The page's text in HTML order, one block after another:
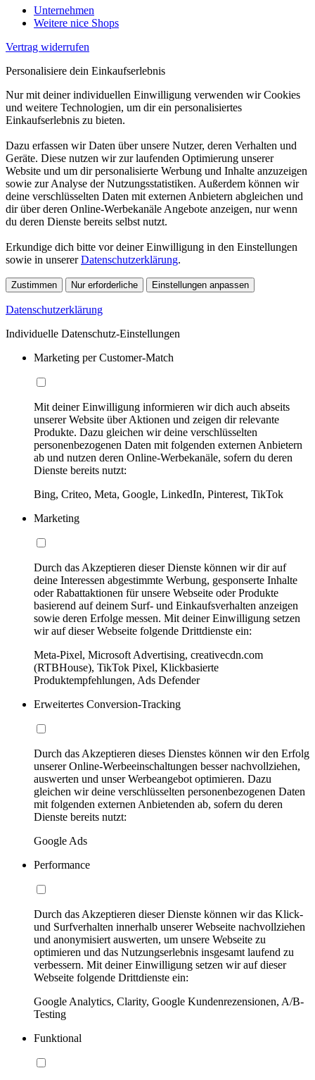
Unternehmen
Weitere nice Shops
Vertrag widerrufen
Personalisiere dein Einkaufserlebnis
Nur mit deiner individuellen Einwilligung verwenden wir Cookies
und weitere Technologien, um dir ein personalisiertes
Einkaufserlebnis zu bieten.
Dazu erfassen wir Daten über unsere Nutzer, deren Verhalten und
Geräte. Diese nutzen wir zur laufenden Optimierung unserer
Website und um dir personalisierte Werbung und Inhalte anzuzeigen
sowie zur Analyse der Nutzungsstatistiken. Außerdem können wir
deine verschlüsselten Daten mit externen Anbietern abgleichen und
dir über deren Online-Werbekanäle Angebote anzeigen, nur wenn
du deren Dienste bereits selbst nutzt.
Erkundige dich bitte vor deiner Einwilligung in den Einstellungen
sowie in unsererDatenschutzerklärung.
Zustimmen Nur erforderliche Einstellungen anpassen
Datenschutzerklärung
Individuelle Datenschutz-Einstellungen
Marketing per Customer-Match
Mit deiner Einwilligung informieren wir dich auch abseits
unserer Website über Aktionen und zeigen dir relevante
Produkte. Dazu gleichen wir deine verschlüsselten
personenbezogenen Daten mit folgenden externen Anbietern
ab und nutzen deren Online-Werbekanäle, sofern du deren
Dienste bereits nutzt:
Bing, Criteo, Meta, Google, LinkedIn, Pinterest, TikTok
Marketing
Durch das Akzeptieren dieser Dienste können wir dir auf
deine Interessen abgestimmte Werbung, gesponserte Inhalte
oder Rabattaktionen für unsere Webseite oder Produkte
basierend auf deinem Surf- und Einkaufsverhalten anzeigen
sowie deren Erfolge messen. Mit deiner Einwilligung setzen
wir auf dieser Webseite folgende Drittdienste ein:
Meta-Pixel, Microsoft Advertising, creativecdn.com
(RTBHouse), TikTok Pixel, Klickbasierte
Produktempfehlungen, Ads Defender
Erweitertes Conversion-Tracking
Durch das Akzeptieren dieses Dienstes können wir den Erfolg
unserer Online-Werbeeinschaltungen besser nachvollziehen,
auswerten und unser Werbeangebot optimieren. Dazu
gleichen wir deine verschlüsselten personenbezogenen Daten
mit folgenden externen Anbietenden ab, sofern du deren
Dienste bereits nutzt:
Google Ads
Performance
Durch das Akzeptieren dieser Dienste können wir das Klick-
und Surfverhalten innerhalb unserer Webseite nachvollziehen
und anonymisiert auswerten, um unsere Webseite zu
optimieren und das Nutzungserlebnis insgesamt laufend zu
verbessern. Mit deiner Einwilligung setzen wir auf dieser
Webseite folgende Drittdienste ein:
Google Analytics, Clarity, Google Kundenrezensionen, A/B-
Testing
Funktional